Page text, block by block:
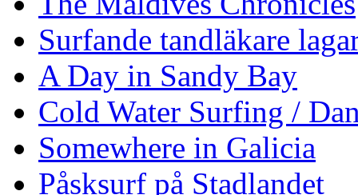
Surfande tandläkare
A Day in Sandy Bay
Cold Water Surfing /
Somewhere in Galicia
Påsksurf på Stadlandet